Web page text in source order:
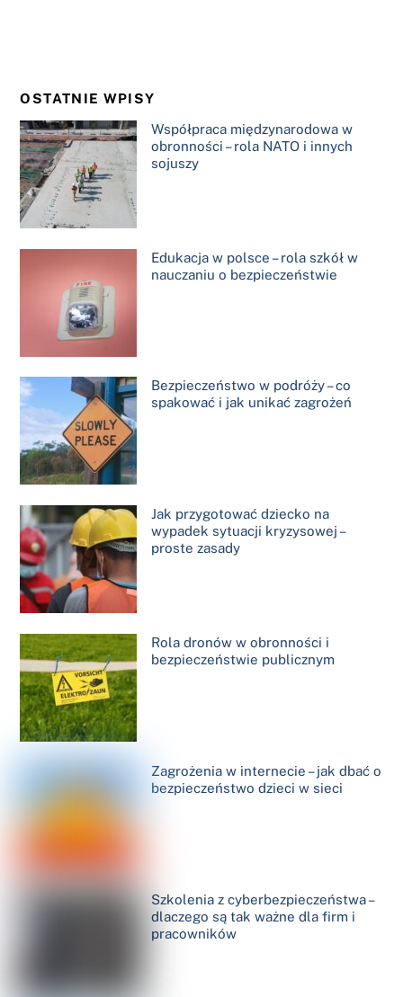
OSTATNIE WPISY
Współpraca międzynarodowa w
obronności – rola NATO i innych
sojuszy
Edukacja w polsce – rola szkół w
nauczaniu o bezpieczeństwie
Bezpieczeństwo w podróży – co
spakować i jak unikać zagrożeń
Jak przygotować dziecko na
wypadek sytuacji kryzysowej –
proste zasady
Rola dronów w obronności i
bezpieczeństwie publicznym
Zagrożenia w internecie – jak dbać o
bezpieczeństwo dzieci w sieci
Szkolenia z cyberbezpieczeństwa –
dlaczego są tak ważne dla firm i
pracowników